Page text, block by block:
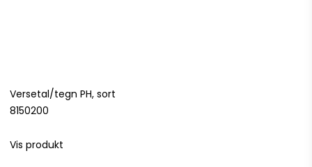
Versetal/tegn PH, sort
8150200
Vis produkt